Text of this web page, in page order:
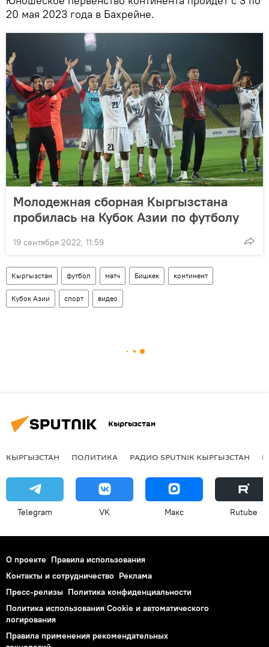
20 мая 2023 года в Бахрейне.
Молодежная сборная Кыргызстана
пробилась на Кубок Азии по футболу
19 сентября 2022, 11:59
Кыргызстан футбол матч Бишкек континент
Кубок Азии спорт видео
Кыргызстан
КЫРГЫЗСТАН ПОЛИТИКА РАДИО SPUTNIK КЫРГЫЗСТАН
Telegram VK Макс Rutube
О проекте Правила использования
Контакты и сотрудничество Реклама
Пресс-релизы Политика конфиденциальности
Политика использования Cookie и автоматического
логирования
Правила применения рекомендательных